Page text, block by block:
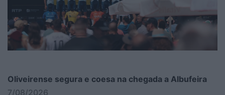
Oliveirense segura e coesa na chegada a Albufeira
7/08/2026